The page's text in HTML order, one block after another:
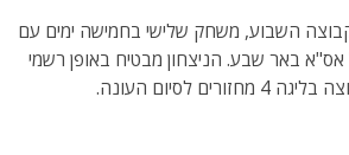
השבוע, משחק שלישי בחמישה ימים עם
אס"א באר שבע. הניצחון מבטיח באופן רשמי
לסיום העונה.